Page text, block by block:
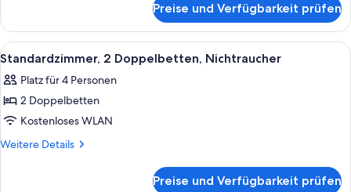
1
Doppelbett,
Nichtraucher
Preise und Verfügbarkeit prüfen
Alle
Fotos
für
Standardzimmer,
2 Doppelbetten,
Nichtraucher
Ein Hotelzimmer mit einem Bett,
6
Standardzimmer, 2 Doppelbetten, Nichtraucher
Platz für 4 Personen
2 Doppelbetten
Kostenloses WLAN
Weitere Details
Weitere
Preise und Verfügbarkeit prüfen